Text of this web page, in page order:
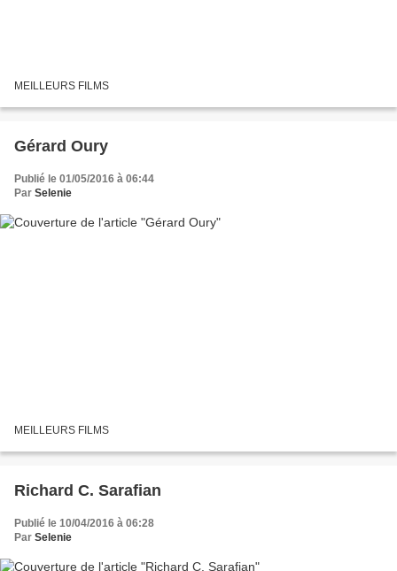
MEILLEURS FILMS
Gérard Oury
Publié le 01/05/2016 à 06:44
Par Selenie
MEILLEURS FILMS
Richard C. Sarafian
Publié le 10/04/2016 à 06:28
Par Selenie